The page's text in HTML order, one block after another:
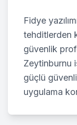
Fidye
tehditlerden
güvenlik
Zeytinburnu
güçlü
uygulama